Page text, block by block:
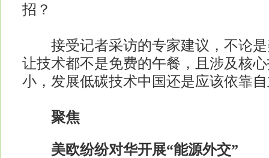
招？
接受记者采访的专家建议，不论是
让技术都不是免费的午餐，且涉及核
小，发展低碳技术中国还是应该依靠
聚焦
美欧纷纷对华开展“能源外交”